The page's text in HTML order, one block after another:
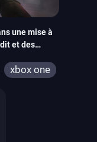
une mise à
et des
xbox one